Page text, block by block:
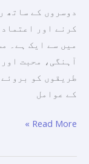
دوسروں کے ساتھ
کرنے اور
میں سے ایک ہے۔
آہنگی، محبت
طریقوں کو بروئے
کے عوامل
Read More »